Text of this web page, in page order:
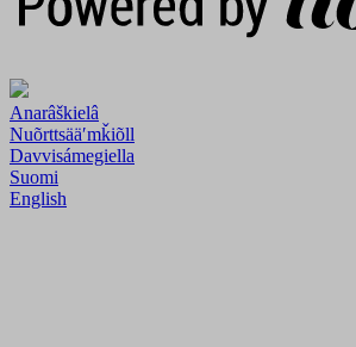
Anarâškielâ
Nuõrttsääʹmǩiõll
Davvisámegiella
Suomi
English